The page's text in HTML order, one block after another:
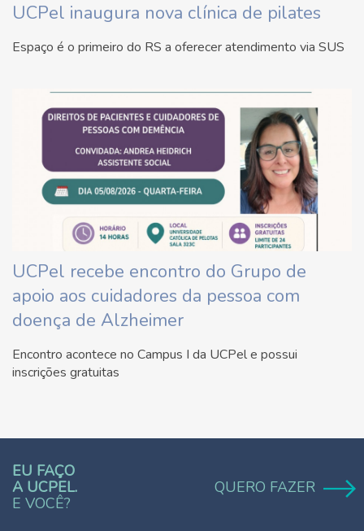
UCPel inaugura nova clínica de pilates
Espaço é o primeiro do RS a oferecer atendimento via SUS
UCPel recebe encontro do Grupo de
apoio aos cuidadores da pessoa com
doença de Alzheimer
Encontro acontece no Campus I da UCPel e possui
inscrições gratuitas
EU FAÇO
A UCPEL.
E VOCÊ?
QUERO FAZER